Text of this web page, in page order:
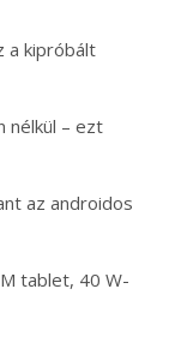
a kipróbált
nélkül – ezt
az androidos
tablet, 40 W-